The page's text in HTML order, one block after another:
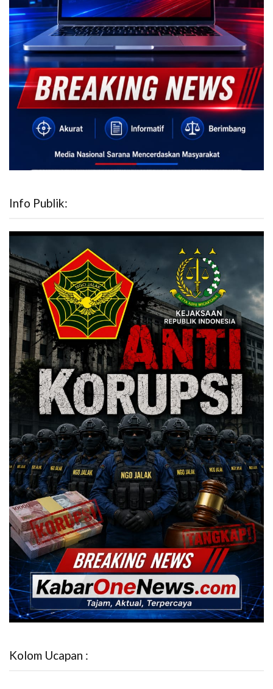
Info Publik:
Kolom Ucapan :